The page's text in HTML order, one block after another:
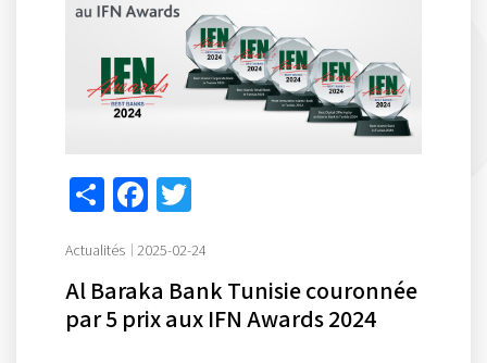
ShareFacebook
Actualités 2025-02-24
Al Baraka Bank Tunisie couronnée
par 5 prix aux IFN Awards 2024